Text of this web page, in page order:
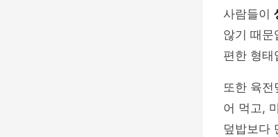
사람들이
않기 때문
편한 형태
또한 육전
어 먹고,
덮밥보다